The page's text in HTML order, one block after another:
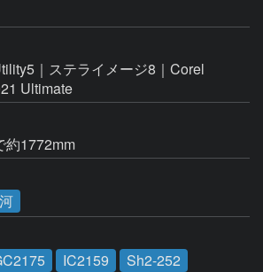
｜ステライメージ8｜Corel
Ultimate
約1772mm
IC2159
Sh2-252